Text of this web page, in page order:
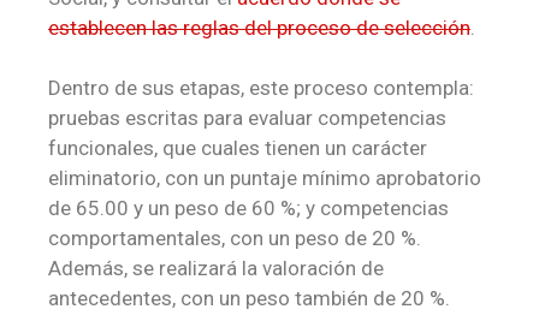
establecen las reglas del proceso de selección
Dentro de sus etapas, este proceso contempla:
pruebas escritas para evaluar competencias
funcionales, que cuales tienen un carácter
eliminatorio, con un puntaje mínimo aprobatorio
de 65.00 y un peso de 60 %; y competencias
comportamentales, con un peso de 20 %.
Además, se realizará la valoración de
antecedentes, con un peso también de 20 %.